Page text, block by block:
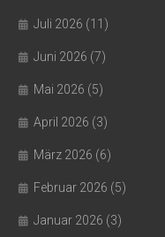
Juli 2026 (11)
Juni 2026 (7)
Mai 2026 (5)
April 2026 (3)
März 2026 (6)
Februar 2026 (5)
Januar 2026 (3)